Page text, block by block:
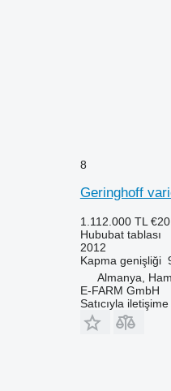
8
Geringhoff
1.112.000 TL
Hububat tablası
2012
Kapma genişliği
Almanya,
E-FARM GmbH
Satıcıyla